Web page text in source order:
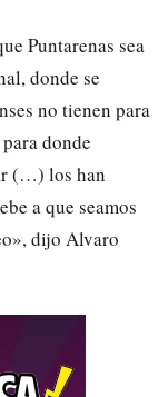
Puntarenas sea
donde se
no tienen para
donde
(…) los han
a que seamos
dijo Alvaro